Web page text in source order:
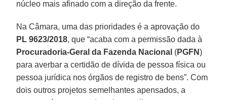
núcleo mais afinado com a direção da frente.
Na Câmara, uma das prioridades é a aprovação do
PL 9623/2018, que “acaba com a permissão dada à
Procuradoria-Geral da Fazenda Nacional (PGFN)
para averbar a certidão de dívida de pessoa física ou
pessoa jurídica nos órgãos de registro de bens”. Com
dois outros projetos semelhantes apensados, a